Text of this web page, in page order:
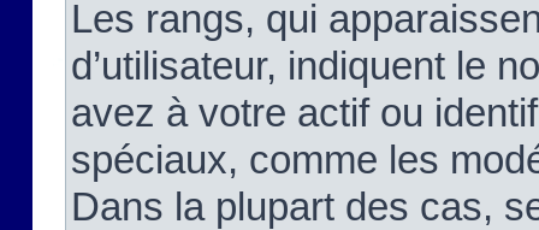
Les rangs, qui
d’utilisateur, indiquent le
avez à votre actif ou
spéciaux, comme les
Dans la plupart des cas,